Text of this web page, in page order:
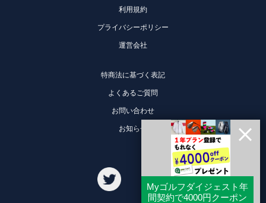
利用規約
プライバシーポリシー
運営会社
特商法に基づく表記
よくあるご質問
お問い合わせ
お知らせ